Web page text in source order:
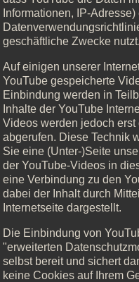
Informationen, IP-
geschäftliche Zwecke nutzt.
Auf einigen unserer
YouTube gespeicherte
Einbindung werden in
Inhalte der YouTube
Videos werden jedoch
abgerufen. Diese Technik
Sie eine (Unter-)Seite
der YouTube-Videos in
eine Verbindung zu den
dabei der Inhalt durch
Internetseite dargestellt.
Die Einbindung von
"erweiterten
selbst bereit und sichert
keine Cookies auf Ihrem